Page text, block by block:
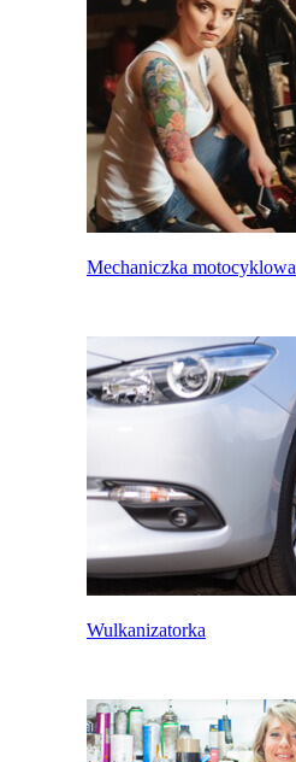
Mechaniczka motocyklowa
Wulkanizatorka